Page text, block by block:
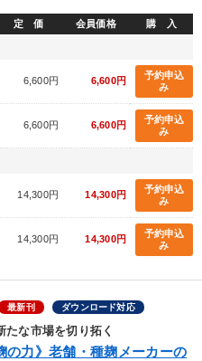
更新いただけます。
refresh 更新する
教材（全761タイトル）からお探
スキル 最新技術・トレンド
定 価 会員価格 購 入
6,600円 6,600円
予約申込
み
6,600円 6,600円
予約申込
み
14,300円 14,300円
予約申込
み
14,300円 14,300円
予約申込
み
最新刊 ダウンロード対応
たな市場を切り拓く
の力》老舗・種麹メーカーの